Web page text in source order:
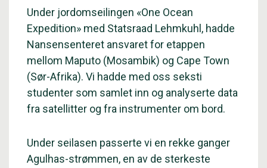
Under jordomseilingen «One Ocean
Expedition» med Statsraad Lehmkuhl, hadde
Nansensenteret ansvaret for etappen
mellom Maputo (Mosambik) og Cape Town
(Sør-Afrika). Vi hadde med oss seksti
studenter som samlet inn og analyserte data
fra satellitter og fra instrumenter om bord.
Under seilasen passerte vi en rekke ganger
Agulhas-strømmen, en av de sterkeste